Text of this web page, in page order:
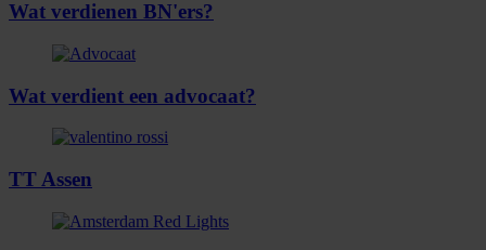
Wat verdienen BN'ers?
Wat verdient een advocaat?
TT Assen